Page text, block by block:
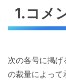
1.コメ
次の各号に掲げ
の裁量によって